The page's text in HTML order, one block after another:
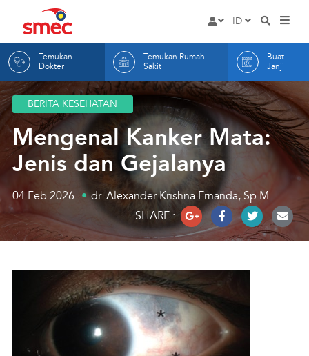
Rumah
Sakit
Mata
SMEC
ID
ID
LAYANAN
DOKTER KAMI
RUMAH SAKIT KAMI
BUAT JANJI
TENTANG KAMI
ARTIKEL
INFORMASI
Hak dan Kewajiban
Promosi
Indikator Mutu RS
Karir
Customer Care
Temukan
Dokter
Temukan Rumah
Sakit
Buat
Janji
BERITA KESEHATAN
Mengenal Kanker Mata:
Jenis dan Gejalanya
04 Feb 2026
dr. Alexander Krishna Ernanda, Sp.M
SHARE :